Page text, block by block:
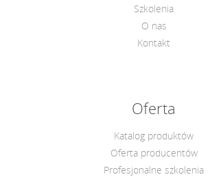
Szkolenia
O nas
Kontakt
Oferta
Katalog produktów
Oferta producentów
Profesjonalne szkolenia